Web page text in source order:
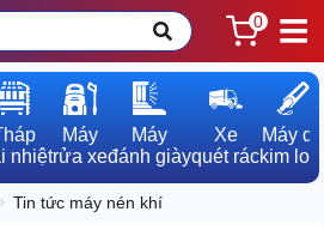
0
nhiệt
Máy
rửa xe
Máy
đánh giày
Xe
quét rác
Máy dò
kim loại
Tin tức máy nén khí